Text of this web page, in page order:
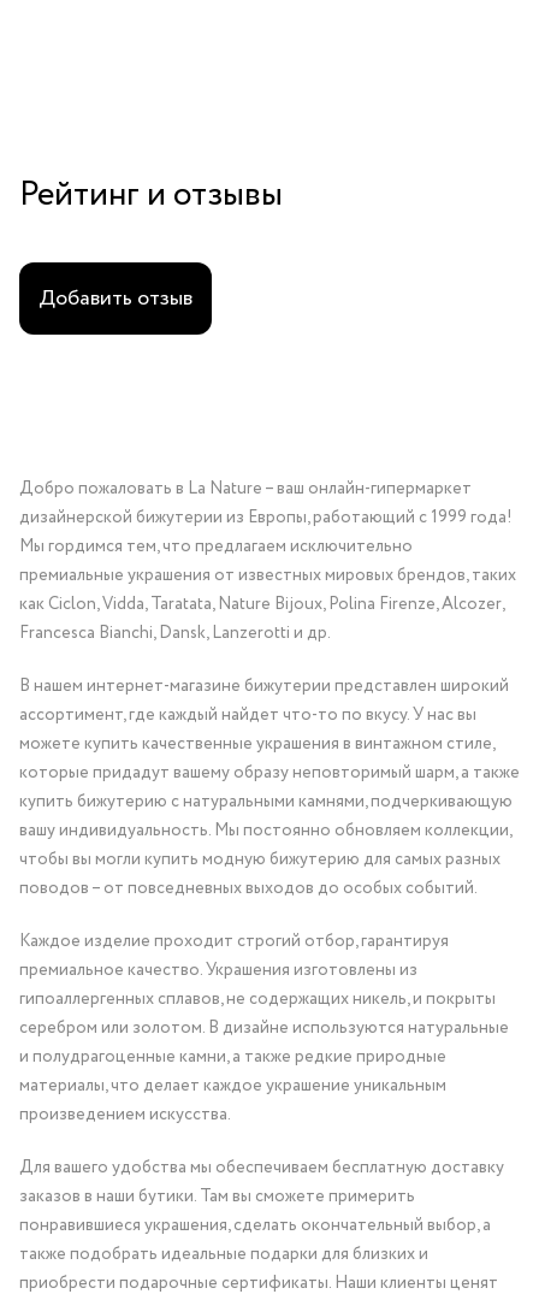
Рейтинг и отзывы
Добавить отзыв
Добро пожаловать в La Nature – ваш онлайн-гипермаркет
дизайнерской бижутерии из Европы, работающий с 1999 года!
Мы гордимся тем, что предлагаем исключительно
премиальные украшения от известных мировых брендов, таких
как Ciclon, Vidda, Taratata, Nature Bijoux, Polina Firenze, Alcozer,
Francesca Bianchi, Dansk, Lanzerotti и др.
В нашем интернет-магазине бижутерии представлен широкий
ассортимент, где каждый найдет что-то по вкусу. У нас вы
можете купить качественные украшения в винтажном стиле,
которые придадут вашему образу неповторимый шарм, а также
купить бижутерию с натуральными камнями, подчеркивающую
вашу индивидуальность. Мы постоянно обновляем коллекции,
чтобы вы могли купить модную бижутерию для самых разных
поводов – от повседневных выходов до особых событий.
Каждое изделие проходит строгий отбор, гарантируя
премиальное качество. Украшения изготовлены из
гипоаллергенных сплавов, не содержащих никель, и покрыты
серебром или золотом. В дизайне используются натуральные
и полудрагоценные камни, а также редкие природные
материалы, что делает каждое украшение уникальным
произведением искусства.
Для вашего удобства мы обеспечиваем бесплатную доставку
заказов в наши бутики. Там вы сможете примерить
понравившиеся украшения, сделать окончательный выбор, а
также подобрать идеальные подарки для близких и
приобрести подарочные сертификаты. Наши клиенты ценят